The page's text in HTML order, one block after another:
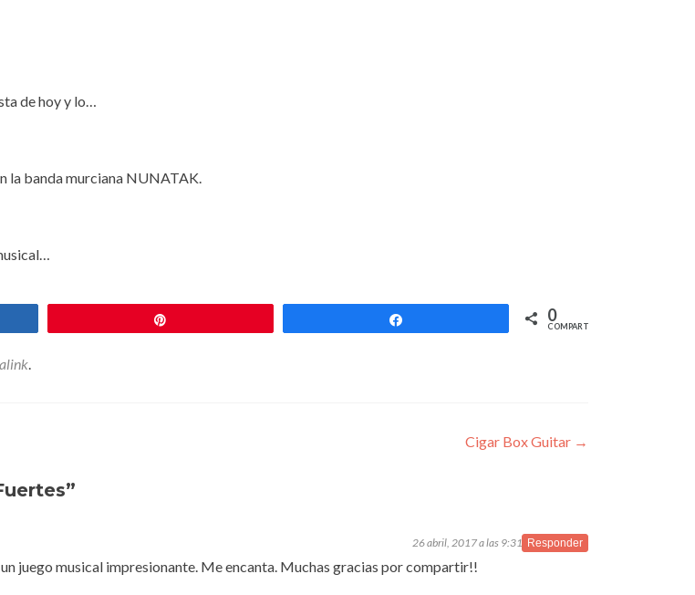
de hoy y lo…
la banda murciana NUNATAK.
0
COMPARTIR
Cigar Box Guitar →
”
26 abril, 2017 a las 9:31 am
juego musical impresionante. Me encanta. Muchas gracias por compartir!!
Responder